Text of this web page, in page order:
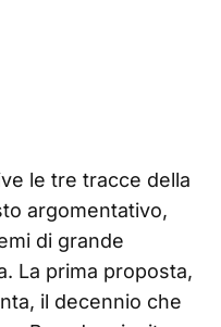
le tre tracce della
argomentativo,
di grande
La prima proposta,
il decennio che